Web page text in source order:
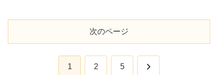
次のページ
1 2 5 次